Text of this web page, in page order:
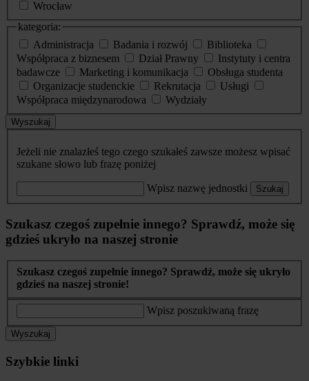
Wrocław
kategoria:
Administracja
Badania i rozwój
Biblioteka
Współpraca z biznesem
Dział Prawny
Instytuty i centra
badawcze
Marketing i komunikacja
Obsługa studenta
Organizacje studenckie
Rekrutacja
Usługi
Współpraca międzynarodowa
Wydziały
Wyszukaj
Jeżeli nie znalazłeś tego czego szukałeś zawsze możesz wpisać
szukane słowo lub frazę poniżej
Wpisz nazwę jednostki Szukaj
Szukasz czegoś zupełnie innego? Sprawdź, może się
gdzieś ukryło na naszej stronie
Szukasz czegoś zupełnie innego? Sprawdź, może się ukryło
gdzieś na naszej stronie!
Wpisz poszukiwaną frazę
Wyszukaj
Szybkie linki